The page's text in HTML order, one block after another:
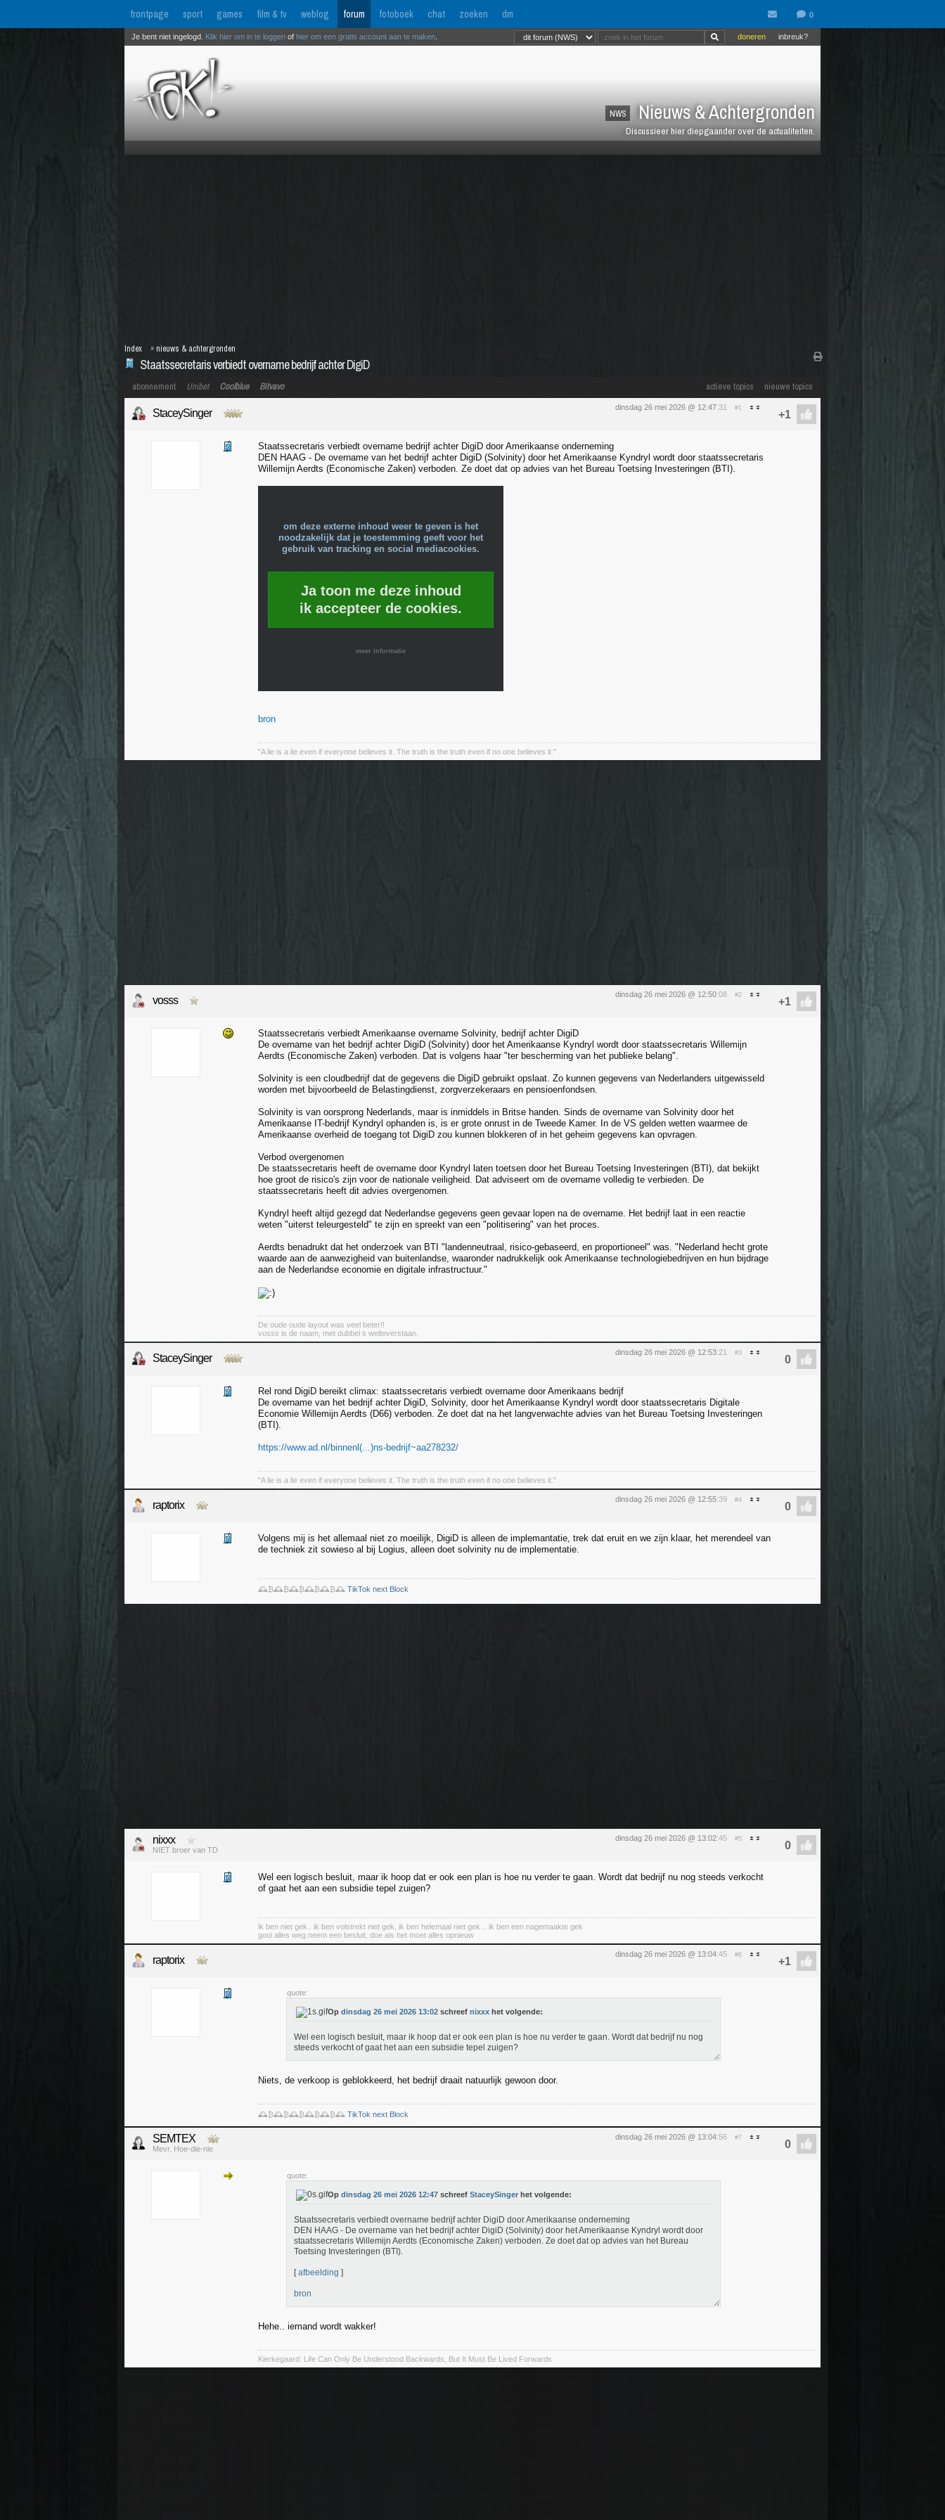
frontpage sport games film & tv weblog forum fotoboek chat zoeken dm
NWS Nieuws & Achtergronden
Discussieer hier diepgaander over de actualiteiten.
inbreuk?
doneren
Je bent niet ingelogd. Klik hier om in te loggen of hier om een gratis account aan te maken
Staatssecretaris verbiedt overname bedrijf achter DigiD
Index » nieuws & achtergronden
actieve topics nieuwe topics
abonnement Unibet Coolblue Bitvavo
dinsdag 26 mei 2026 @ 12:47:31 #1
StaceySinger
Staatssecretaris verbiedt overname bedrijf achter DigiD door Amerikaanse onderneming
DEN HAAG - De overname van het bedrijf achter DigiD (Solvinity) door het Amerikaanse Kyndryl wordt door staatssecretaris
Willemijn Aerdts (Economische Zaken) verboden. Ze doet dat op advies van het Bureau Toetsing Investeringen (BTI).
om deze externe inhoud weer te geven is het
noodzakelijk dat je toestemming geeft voor het
gebruik van tracking en social mediacookies.
Ja toon me deze inhoud
ik accepteer de cookies.
meer informatie
bron
"A lie is a lie even if everyone believes it. The truth is the truth even if no one believes it."
dinsdag 26 mei 2026 @ 12:50:08 #2
vosss
Staatssecretaris verbiedt Amerikaanse overname Solvinity, bedrijf achter DigiD
De overname van het bedrijf achter DigiD (Solvinity) door het Amerikaanse Kyndryl wordt door staatssecretaris Willemijn
Aerdts (Economische Zaken) verboden. Dat is volgens haar "ter bescherming van het publieke belang".
Solvinity is een cloudbedrijf dat de gegevens die DigiD gebruikt opslaat. Zo kunnen gegevens van Nederlanders uitgewisseld
worden met bijvoorbeeld de Belastingdienst, zorgverzekeraars en pensioenfondsen.
Solvinity is van oorsprong Nederlands, maar is inmiddels in Britse handen. Sinds de overname van Solvinity door het
Amerikaanse IT-bedrijf Kyndryl ophanden is, is er grote onrust in de Tweede Kamer. In de VS gelden wetten waarmee de
Amerikaanse overheid de toegang tot DigiD zou kunnen blokkeren of in het geheim gegevens kan opvragen.
Verbod overgenomen
De staatssecretaris heeft de overname door Kyndryl laten toetsen door het Bureau Toetsing Investeringen (BTI), dat bekijkt
hoe groot de risico's zijn voor de nationale veiligheid. Dat adviseert om de overname volledig te verbieden. De
staatssecretaris heeft dit advies overgenomen.
Kyndryl heeft altijd gezegd dat Nederlandse gegevens geen gevaar lopen na de overname. Het bedrijf laat in een reactie
weten "uiterst teleurgesteld" te zijn en spreekt van een "politisering" van het proces.
Aerdts benadrukt dat het onderzoek van BTI "landenneutraal, risico-gebaseerd, en proportioneel" was. "Nederland hecht grote
waarde aan de aanwezigheid van buitenlandse, waaronder nadrukkelijk ook Amerikaanse technologiebedrijven en hun bijdrage
aan de Nederlandse economie en digitale infrastructuur."
De oude oude layout was veel beter!!
vosss is de naam, met dubbel s welteverstaan.
dinsdag 26 mei 2026 @ 12:53:21 #3
StaceySinger
Rel rond DigiD bereikt climax: staatssecretaris verbiedt overname door Amerikaans bedrijf
De overname van het bedrijf achter DigiD, Solvinity, door het Amerikaanse Kyndryl wordt door staatssecretaris Digitale
Economie Willemijn Aerdts (D66) verboden. Ze doet dat na het langverwachte advies van het Bureau Toetsing Investeringen
(BTI).
https://www.ad.nl/binnenl(...)ns-bedrijf~aa278232/
"A lie is a lie even if everyone believes it. The truth is the truth even if no one believes it."
dinsdag 26 mei 2026 @ 12:55:39 #4
raptorix
Volgens mij is het allemaal niet zo moeilijk, DigiD is alleen de implemantatie, trek dat eruit en we zijn klaar, het merendeel van
de techniek zit sowieso al bij Logius, alleen doet solvinity nu de implementatie.
🕰️₿🕰️₿🕰️₿🕰️₿🕰️₿🕰️ TikTok next Block
dinsdag 26 mei 2026 @ 13:02:45 #5
nixxx
NIET broer van TD
Wel een logisch besluit, maar ik hoop dat er ook een plan is hoe nu verder te gaan. Wordt dat bedrijf nu nog steeds verkocht
of gaat het aan een subsidie tepel zuigen?
ik ben niet gek.. ik ben volstrekt niet gek, ik ben helemaal niet gek... ik ben een nagemaakte gek
gooi alles weg neem een besluit, doe als het moet alles opnieuw
dinsdag 26 mei 2026 @ 13:04:45 #6
raptorix
quote:
Op dinsdag 26 mei 2026 13:02 schreef nixxx het volgende:
Wel een logisch besluit, maar ik hoop dat er ook een plan is hoe nu verder te gaan. Wordt dat bedrijf nu nog
steeds verkocht of gaat het aan een subsidie tepel zuigen?
Niets, de verkoop is geblokkeerd, het bedrijf draait natuurlijk gewoon door.
🕰️₿🕰️₿🕰️₿🕰️₿🕰️₿🕰️ TikTok next Block
dinsdag 26 mei 2026 @ 13:04:56 #7
SEMTEX
Mevr. Hoe-die-nie
quote:
Op dinsdag 26 mei 2026 12:47 schreef StaceySinger het volgende:
Staatssecretaris verbiedt overname bedrijf achter DigiD door Amerikaanse onderneming
DEN HAAG - De overname van het bedrijf achter DigiD (Solvinity) door het Amerikaanse Kyndryl wordt door
staatssecretaris Willemijn Aerdts (Economische Zaken) verboden. Ze doet dat op advies van het Bureau
Toetsing Investeringen (BTI).
[afbeelding ]
bron
Hehe.. iemand wordt wakker!
Kierkegaard: Life Can Only Be Understood Backwards, But It Must Be Lived Forwards